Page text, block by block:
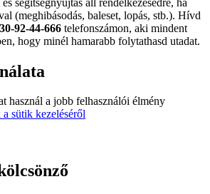
(meghibásodás, baleset, lopás, stb.). Hívd
92-44-666 telefonszámon, aki mindent
hogy minél hamarabb folytathasd utadat.
használ a jobb felhasználói élmény
sütik kezeléséről